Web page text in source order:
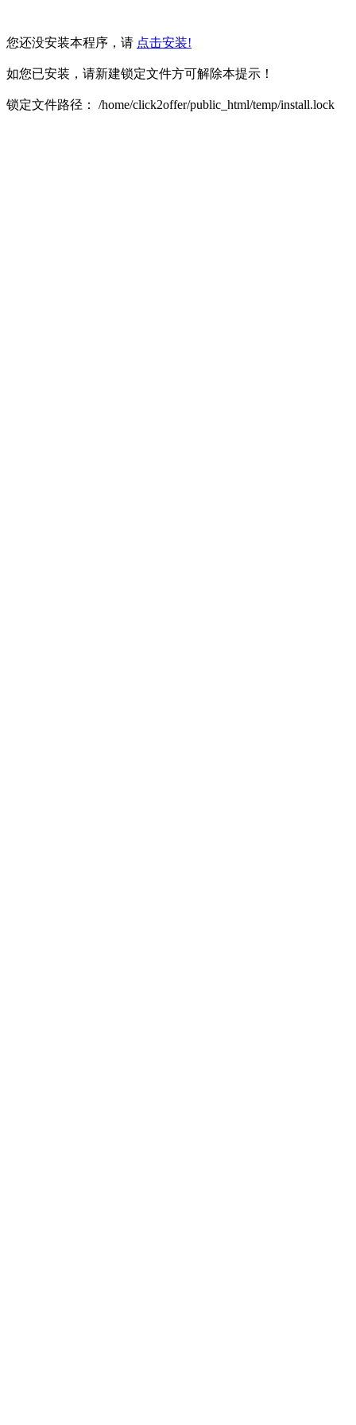
您还没安装本程序，请 点击安装!
如您已安装，请新建锁定文件方可解除本提示！
锁定文件路径： /home/click2offer/public_html/temp/install.lock